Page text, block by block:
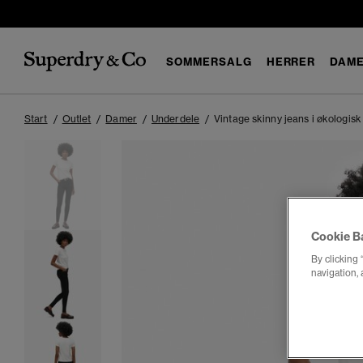
SOMMERSALG HERRER
Start Outlet Damer Underdele Vintage skinny jeans i
Cookie
By clicking
navigation,